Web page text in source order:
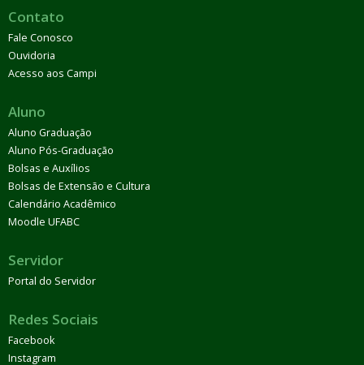
Contato
Fale Conosco
Ouvidoria
Acesso aos Campi
Aluno
Aluno Graduação
Aluno Pós-Graduação
Bolsas e Auxílios
Bolsas de Extensão e Cultura
Calendário Acadêmico
Moodle UFABC
Servidor
Portal do Servidor
Redes Sociais
Facebook
Instagram